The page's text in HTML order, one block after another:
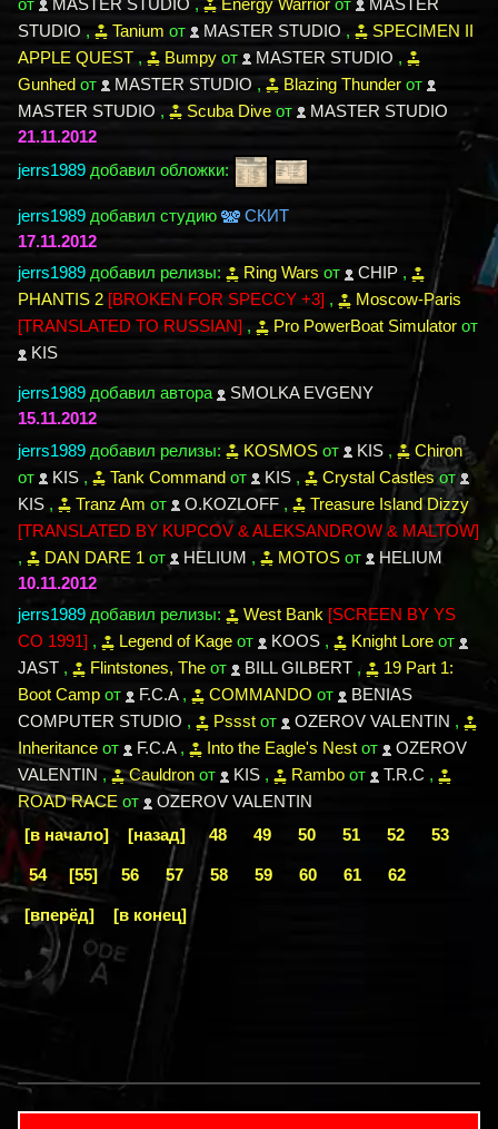
STUDIO , Tanium от MASTER STUDIO ,
SPECIMEN II
APPLE QUEST , Bumpy от MASTER STUDIO ,
Gunhed от MASTER STUDIO , Blazing Thunder от
MASTER STUDIO , Scuba Dive от
MASTER STUDIO
21.11.2012
jerrs1989 добавил обложки:
jerrs1989 добавил студию
СКИТ
17.11.2012
jerrs1989 добавил релизы: Ring Wars от CHIP ,
PHANTIS 2 [BROKEN FOR SPECCY +3] ,
Moscow-Paris
[TRANSLATED TO RUSSIAN] , Pro PowerBoat Simulator от
KIS
jerrs1989 добавил автора
SMOLKA EVGENY
15.11.2012
jerrs1989 добавил релизы: KOSMOS от KIS ,
Chiron
от
KIS , Tank Command от KIS , Crystal Castles от
KIS , Tranz Am от O.KOZLOFF ,
Treasure Island Dizzy
[TRANSLATED BY KUPCOV & ALEKSANDROW & MALTOW]
,
DAN DARE 1 от HELIUM , MOTOS от
HELIUM
10.11.2012
jerrs1989 добавил релизы: West Bank [SCREEN BY YS
CO 1991] , Legend of Kage от KOOS , Knight Lore от
JAST , Flintstones, The от BILL GILBERT ,
19 Part 1:
Boot Camp от F.C.A , COMMANDO от
BENIAS
COMPUTER STUDIO , Pssst от OZEROV VALENTIN ,
Inheritance от F.C.A , Into the Eagle's Nest от
OZEROV
VALENTIN , Cauldron от KIS , Rambo от T.R.C ,
ROAD RACE от
OZEROV VALENTIN
[в начало]
[назад] 48 49 50 51 52 53
54 [55] 56 57 58 59 60 61 62
[вперёд] [в конец]